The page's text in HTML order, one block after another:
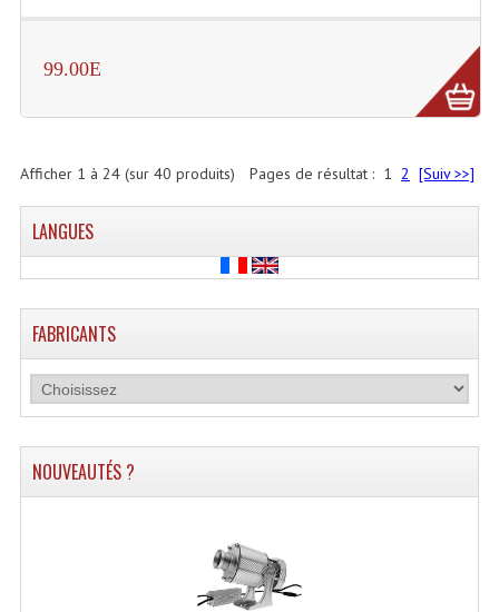
99.00E
Pages de résultat : 1 2 [Suiv >>]
Afficher 1 à 24(sur 40 produits)
LANGUES
FABRICANTS
NOUVEAUTÉS ?